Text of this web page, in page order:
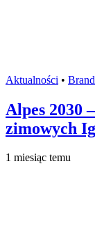
Aktualności •
Alpes 2030
zimowych
1 miesiąc temu